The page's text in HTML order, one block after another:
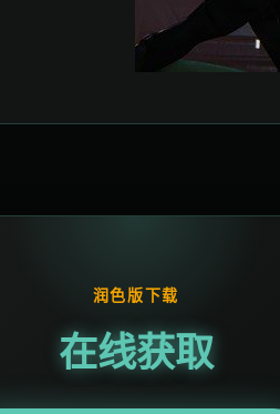
润色版下载
在线获取